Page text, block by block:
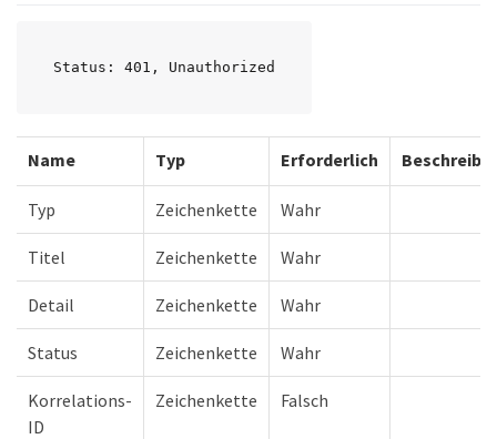
Status: 401, Unauthorized
Name Typ Erforderlich
Typ Zeichenkette Wahr
Titel Zeichenkette Wahr
Detail Zeichenkette Wahr
Status Zeichenkette Wahr
Korrelations-
ID
Zeichenkette Falsch